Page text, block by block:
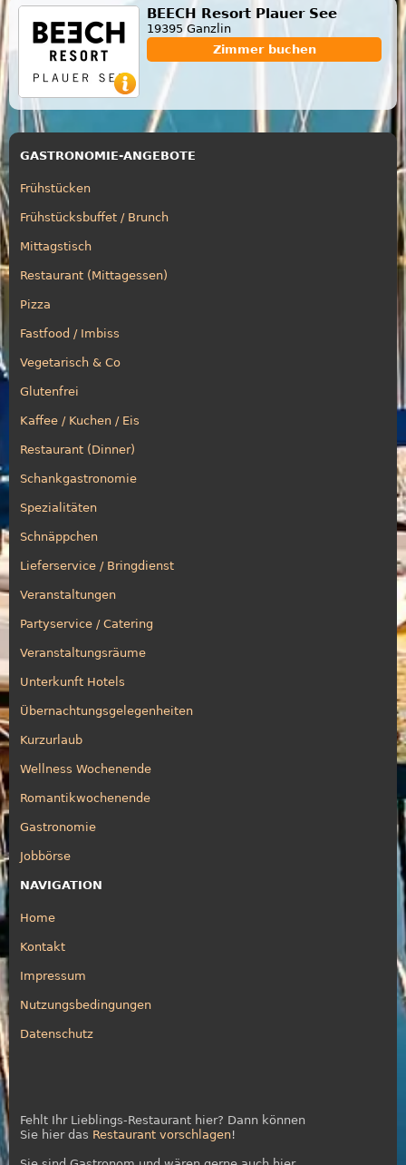
BEECH Resort Plauer See
19395 Ganzlin
Zimmer buchen
GASTRONOMIE-ANGEBOTE
Frühstücken
Frühstücksbuffet / Brunch
Mittagstisch
Restaurant (Mittagessen)
Pizza
Fastfood / Imbiss
Vegetarisch & Co
Glutenfrei
Kaffee / Kuchen / Eis
Restaurant (Dinner)
Schankgastronomie
Spezialitäten
Schnäppchen
Lieferservice / Bringdienst
Veranstaltungen
Partyservice / Catering
Veranstaltungsräume
Unterkunft Hotels
Übernachtungsgelegenheiten
Kurzurlaub
Wellness Wochenende
Romantikwochenende
Gastronomie
Jobbörse
NAVIGATION
Home
Kontakt
Impressum
Nutzungsbedingungen
Datenschutz
Fehlt Ihr Lieblings-Restaurant hier? Dann können
Sie hier das Restaurant vorschlagen!